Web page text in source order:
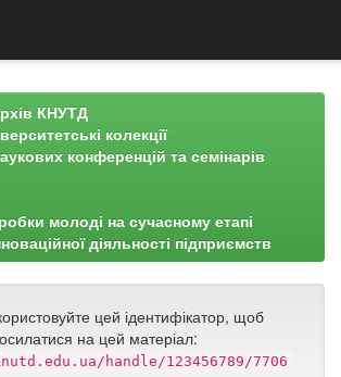
КНУТД
колекції
конференцій та семінарів
молоді на сучасному етапі
діяльності підприємств
цей ідентифікатор, щоб
на цей матеріал:
handle/123456789/7706